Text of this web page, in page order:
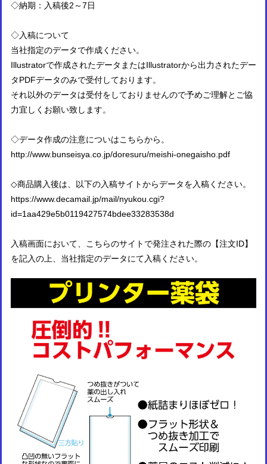
◇納期：入稿後2～7日
◇入稿について
当社指定のデータで作成ください。
Illustratorで作成されたデータまたはIllustratorから出力されたデー
タPDFデータのみで受付しております。
それ以外のデータは受付をしておりませんので予めご理解とご協
力宜しくお願い致します。
◇データ作成の注意についはこちらから。
http://www.bunseisya.co.jp/doresuru/meishi-onegaisho.pdf
◇商品購入後は、以下の入稿サイトからデータを入稿ください。
https://www.decamail.jp/mail/nyukou.cgi?
id=1aa429e5b0119427574bdee33283538d
入稿画面において、こちらのサイトで発注された際の【注文ID】
を記入の上、当社指定のデータにて入稿ください。